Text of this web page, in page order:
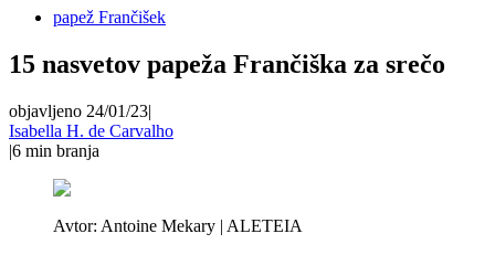
papež Frančišek
15 nasvetov papeža Frančiška za srečo
objavljeno 24/01/23|
Isabella H. de Carvalho
|6 min branja
Avtor: Antoine Mekary | ALETEIA